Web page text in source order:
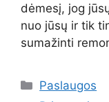
dėmesį, jog
nuo jūsų ir tik
sumažinti
Kategorijos
Paslaugos